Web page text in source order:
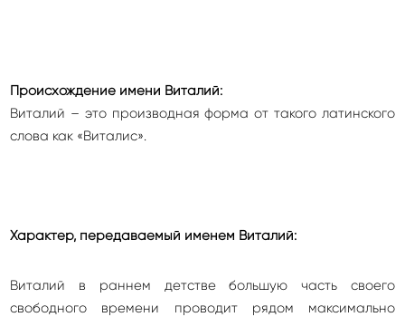
Происхождение имени Виталий:
Виталий – это производная форма от такого латинского
слова как «Виталис».
Характер, передаваемый именем Виталий:
Виталий в раннем детстве большую часть своего
свободного времени проводит рядом максимально